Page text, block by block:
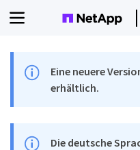
Eine neuere
erhältlich.
Die deutsche